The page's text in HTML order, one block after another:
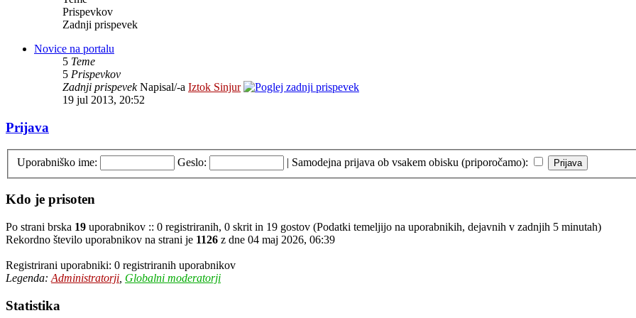
Prispevkov
Zadnji prispevek
Novice na portalu
5 Teme
5 Prispevkov
Zadnji prispevekNapisal/-a Iztok Sinjur
19 jul 2013, 20:52
Prijava
Uporabniško ime: Geslo: | Samodejna prijava ob vsakem obisku (priporočamo):
Kdo je prisoten
Po strani brska 19 uporabnikov :: 0 registriranih, 0 skrit in 19 gostov (Podatki temeljijo na uporabnikih, dejavnih v zadnjih 5 minutah)
Rekordno število uporabnikov na strani je 1126 z dne 04 maj 2026, 06:39
Registrirani uporabniki: 0 registriranih uporabnikov
Legenda: Administratorji Globalni moderatorji
Statistika